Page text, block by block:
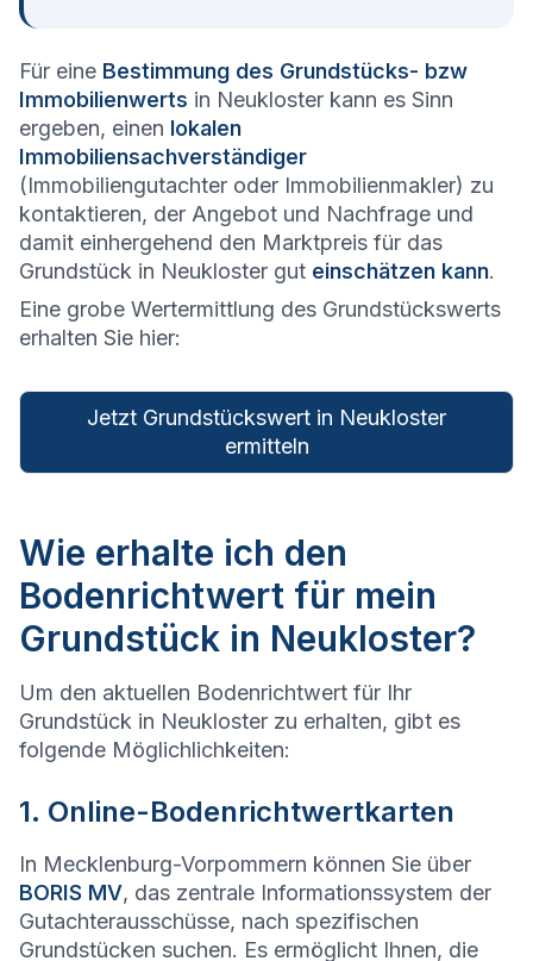
Für eine Bestimmung des Grundstücks- bzw
Immobilienwerts in Neukloster kann es Sinn
ergeben, einen lokalen
Immobiliensachverständiger
(Immobiliengutachter oder Immobilienmakler) zu
kontaktieren, der Angebot und Nachfrage und
damit einhergehend den Marktpreis für das
Grundstück in Neukloster gut einschätzen kann.
Eine grobe Wertermittlung des Grundstückswerts
erhalten Sie hier:
Jetzt Grundstückswert in Neukloster
ermitteln
Wie erhalte ich den
Bodenrichtwert für mein
Grundstück in Neukloster?
Um den aktuellen Bodenrichtwert für Ihr
Grundstück in Neukloster zu erhalten, gibt es
folgende Möglichlichkeiten:
1. Online-Bodenrichtwertkarten
In Mecklenburg-Vorpommern können Sie über
BORIS MV, das zentrale Informationssystem der
Gutachterausschüsse, nach spezifischen
Grundstücken suchen. Es ermöglicht Ihnen, die